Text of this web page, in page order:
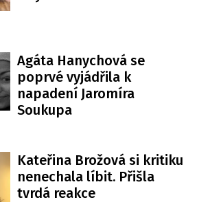
Agáta Hanychová se
poprvé vyjádřila k
napadení Jaromíra
Soukupa
Kateřina Brožová si kritiku
nenechala líbit. Přišla
tvrdá reakce